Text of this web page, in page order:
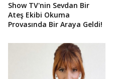
Show TV'nin Sevdan Bir
Ateş Ekibi Okuma
Provasında Bir Araya Geldi!